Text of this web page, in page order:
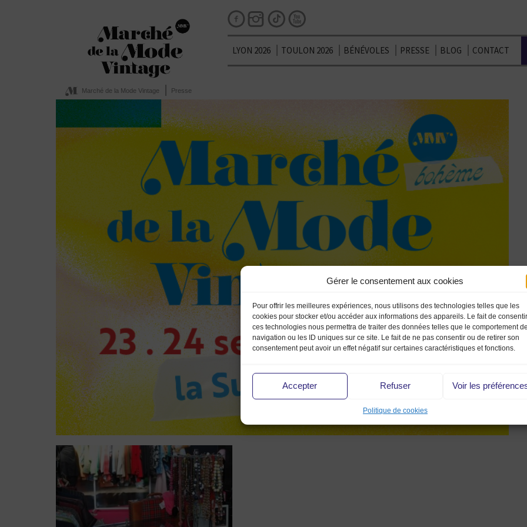
Gérer le consentement aux cookies
Pour offrir les meilleures expériences, nous utilisons des technologies telles que les
cookies pour stocker et/ou accéder aux informations des appareils. Le fait de
ces technologies nous permettra de traiter des données telles que le comportement de
navigation ou les ID uniques sur ce site. Le fait de ne pas consentir ou de retirer son
consentement peut avoir un effet négatif sur certaines caractéristiques et fonctions.
Accepter Refuser Voir les
Politique de cookies
LYON 2026 TOULON 2026 BÉNÉVOLES PRESSE BLOG CONTACT
Marché de la Mode Vintage Presse